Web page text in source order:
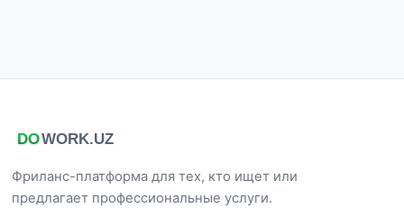
Фриланс-платформа для тех, кто ищет или
предлагает профессиональные услуги.